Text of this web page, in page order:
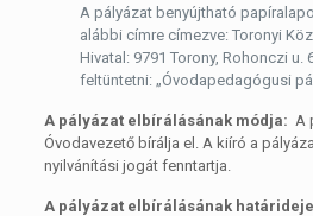
A pályázat benyújtható
alábbi címre címezve: Toronyi
Hivatal: 9791 Torony, Rohonczi u.
feltüntetni: „Óvodapedagógusi
A pályázat elbírálásának módja: A
Óvodavezető bírálja el. A kiíró a
nyilvánítási jogát fenntartja.
A pályázat elbírálásának